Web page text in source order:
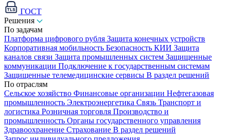
ГОСТ
Решения
По задачам
Платформа цифрового рубля Защита конечных устройств
Корпоративная мобильность Безопасность КИИ Защита
каналов связи Защита промышленных систем Защищенные
коммуникации Подключение к государственным системам
Защищенные телемедицинские сервисы В раздел решений
По отраслям
Сельское хозяйство Финансовые организации Нефтегазовая
промышленность Электроэнергетика Связь Транспорт и
логистика Розничная торговля Производство и
промышленность Органы государственного управления
Здравоохранение Страхование В раздел решений